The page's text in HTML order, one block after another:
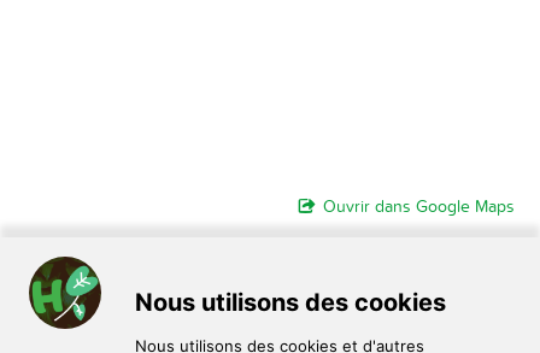
Ouvrir dans Google Maps